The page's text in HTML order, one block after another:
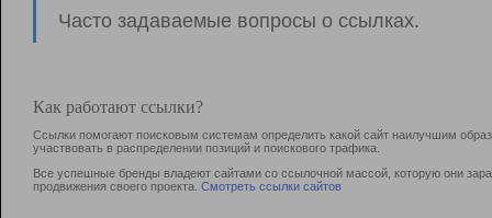
Часто задаваемые вопросы о ссылках.
Как работают ссылки?
Ссылки помогают поисковым системам определить какой сайт наилучшим
участвовать в раcпределении позиций и поискового трафика.
Все успешные бренды владеют сайтами со ссылочной массой, которую они
продвижения своего проекта. Смотреть ссылки сайтов